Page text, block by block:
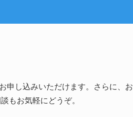
申し込みいただけます。さらに、お
もお気軽にどうぞ。